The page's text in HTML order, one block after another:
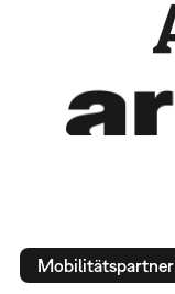
Mobilitätspartner